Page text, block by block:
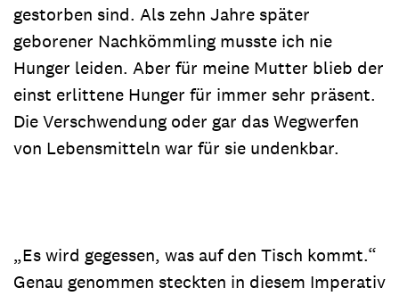
gestorben sind. Als zehn Jahre später
geborener Nachkömmling musste ich nie
Hunger leiden. Aber für meine Mutter blieb der
einst erlittene Hunger für immer sehr präsent.
Die Verschwendung oder gar das Wegwerfen
von Lebensmitteln war für sie undenkbar.
„Es wird gegessen, was auf den Tisch kommt.“
Genau genommen steckten in diesem Imperativ